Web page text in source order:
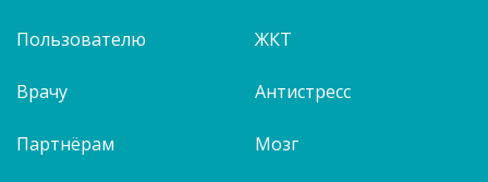
Пользователю
Врачу
Партнёрам
ЖКТ
Антистресс
Мозг